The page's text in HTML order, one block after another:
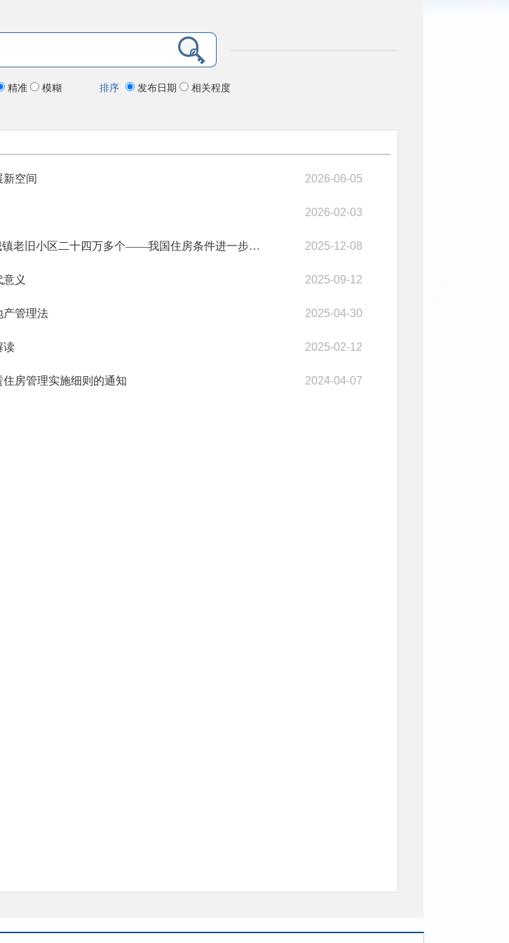
精准 模糊 排序 发布日期 相关程度
空间 2026-06-05
2026-02-03
“十四五”期间累计改造城镇老旧小区二十四万多个——我国住房条件进一步改善 2025-12-08
意义 2025-09-12
产管理法 2025-04-30
读 2025-02-12
房管理实施细则的通知 2024-04-07